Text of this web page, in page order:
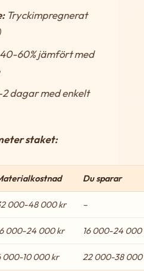
Tryckimpregnerat
60% jämfört med
dagar med enkelt
staket:
Du sparar
000-48 000 kr –
000-24 000 kr 16 000-24 000
000-10 000 kr 22 000-38 000